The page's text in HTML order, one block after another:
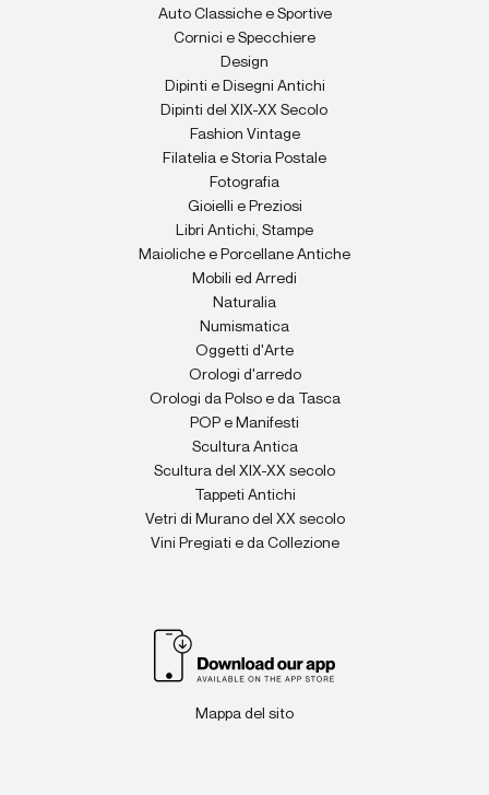
Auto Classiche e Sportive
Cornici e Specchiere
Design
Dipinti e Disegni Antichi
Dipinti del XIX-XX Secolo
Fashion Vintage
Filatelia e Storia Postale
Fotografia
Gioielli e Preziosi
Libri Antichi, Stampe
Maioliche e Porcellane Antiche
Mobili ed Arredi
Naturalia
Numismatica
Oggetti d'Arte
Orologi d'arredo
Orologi da Polso e da Tasca
POP e Manifesti
Scultura Antica
Scultura del XIX-XX secolo
Tappeti Antichi
Vetri di Murano del XX secolo
Vini Pregiati e da Collezione
Mappa del sito